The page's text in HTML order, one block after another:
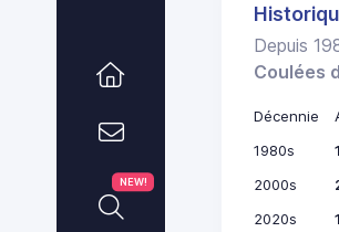
NEW!
Depuis
Coulées
Décennie
1980s
1
2000s
2020s
1